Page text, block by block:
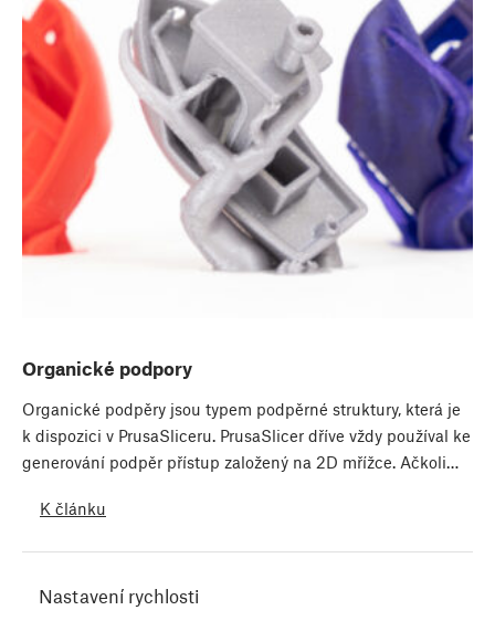
Organické podpory
Organické podpěry jsou typem podpěrné struktury, která je
k dispozici v PrusaSliceru. PrusaSlicer dříve vždy používal ke
generování podpěr přístup založený na 2D mřížce. Ačkoli…
K článku
Nastavení rychlosti